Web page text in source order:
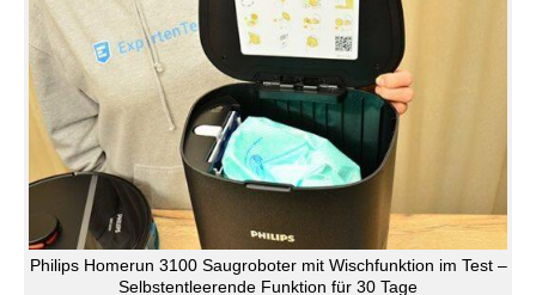
Philips Homerun 3100 Saugroboter mit Wischfunktion im Test –
Selbstentleerende Funktion für 30 Tage